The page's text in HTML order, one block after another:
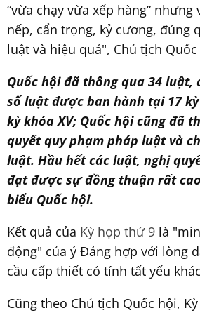
“vừa chạy vừa xếp hàng”
nếp, cẩn trọng, kỷ cương, đúng
luật và hiệu quả", Chủ tịch
Quốc hội đã thông qua 34 luật,
số luật được ban hành tại 17
kỳ khóa XV; Quốc hội cũng đã
quyết quy phạm pháp luật và
luật. Hầu hết các luật, nghị
đạt được sự đồng thuận rất
biểu Quốc hội.
Kết quả của Kỳ họp thứ 9 là
động" của ý Đảng hợp với lòng
cầu cấp thiết có tính tất yếu
Cũng theo Chủ tịch Quốc hội,